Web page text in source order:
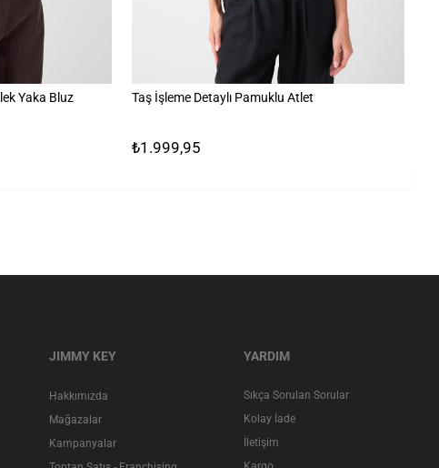
Yaka Bluz Taş İşleme Detaylı Pamuklu Atlet
₺1.999,95
JIMMY KEY
Hakkımızda
Mağazalar
Kampanyalar
YARDIM
Sıkça Sorulan Sorular
Kolay İade
İletişim